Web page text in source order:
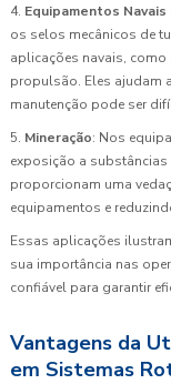
4. Equipamentos
os selos mecânicos de
aplicações navais,
propulsão. Eles ajudam
manutenção pode ser
5. Mineração: Nos
exposição a
proporcionam uma
equipamentos e
Essas aplicações
sua importância nas
confiável para garantir
Vantagens da
em Sistemas